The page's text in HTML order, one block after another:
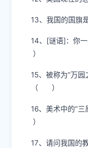
13、我国的国
14、[谜语]：你
）
15、被称为“万园
（ ）
16、美术中的“
）
17、请问我国